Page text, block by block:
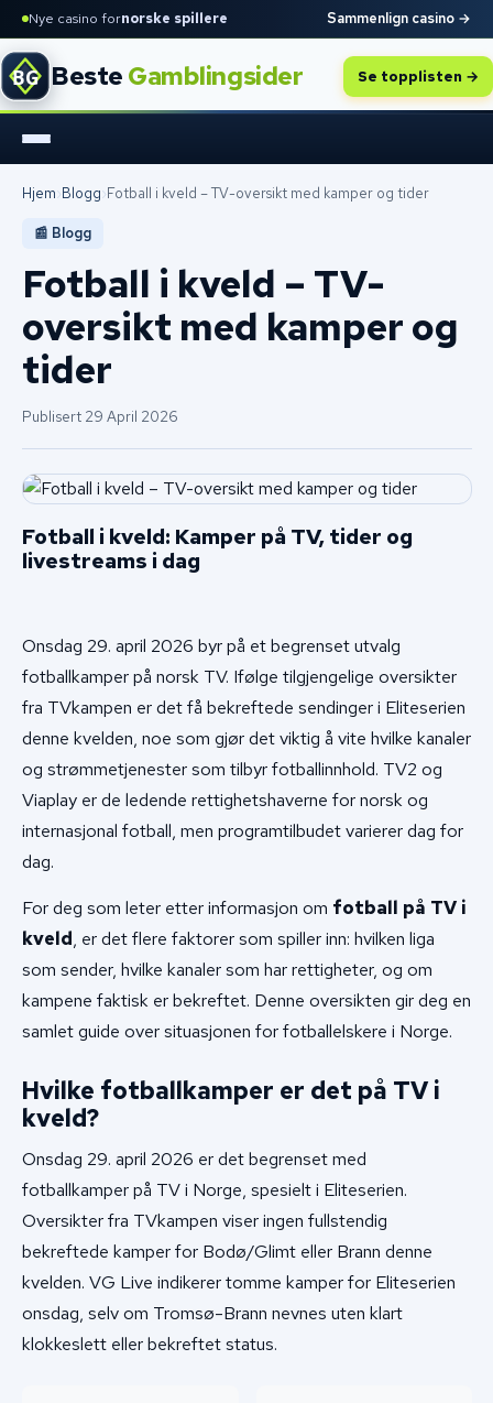
Nye casino fornorske spillere Sammenlign casino →
Beste Gamblingsider Se topplisten →
Hjem›Blogg›Fotball i kveld – TV-oversikt med kamper og tider
📰 Blogg
Fotball i kveld – TV-
oversikt med kamper og
tider
Publisert 29 April 2026
Fotball i kveld: Kamper på TV, tider og
livestreams i dag
Onsdag 29. april 2026 byr på et begrenset utvalg
fotballkamper på norsk TV. Ifølge tilgjengelige oversikter
fra TVkampen er det få bekreftede sendinger i Eliteserien
denne kvelden, noe som gjør det viktig å vite hvilke kanaler
og strømmetjenester som tilbyr fotballinnhold. TV2 og
Viaplay er de ledende rettighetshaverne for norsk og
internasjonal fotball, men programtilbudet varierer dag for
dag.
For deg som leter etter informasjon om fotball på TV i
kveld, er det flere faktorer som spiller inn: hvilken liga
som sender, hvilke kanaler som har rettigheter, og om
kampene faktisk er bekreftet. Denne oversikten gir deg en
samlet guide over situasjonen for fotballelskere i Norge.
Hvilke fotballkamper er det på TV i
kveld?
Onsdag 29. april 2026 er det begrenset med
fotballkamper på TV i Norge, spesielt i Eliteserien.
Oversikter fra TVkampen viser ingen fullstendig
bekreftede kamper for Bodø/Glimt eller Brann denne
kvelden. VG Live indikerer tomme kamper for Eliteserien
onsdag, selv om Tromsø-Brann nevnes uten klart
klokkeslett eller bekreftet status.